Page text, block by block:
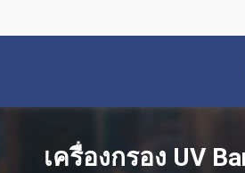
เครื่องกรอง UV